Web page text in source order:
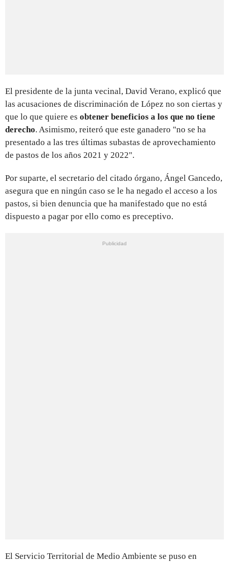
El presidente de la junta vecinal, David Verano, explicó que
las acusaciones de discriminación de López no son ciertas y
que lo que quiere es obtener beneficios a los que no tiene
derecho. Asimismo, reiteró que este ganadero "no se ha
presentado a las tres últimas subastas de aprovechamiento
de pastos de los años 2021 y 2022".
Por suparte, el secretario del citado órgano, Ángel Gancedo,
asegura que en ningún caso se le ha negado el acceso a los
pastos, si bien denuncia que ha manifestado que no está
dispuesto a pagar por ello como es preceptivo.
El Servicio Territorial de Medio Ambiente se puso en